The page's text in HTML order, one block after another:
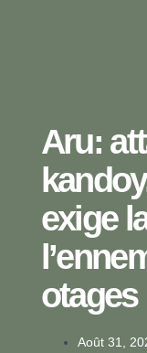
Aru:
exige
otages
Août 31,